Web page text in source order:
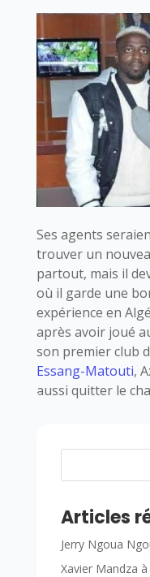
Ses agents
trouver un
partout, mais il
où il garde une
expérience en
après avoir joué
son premier club
Essang-Matouti,
aussi quitter le
Articles
Jerry Ngoua
Xavier Mandza à